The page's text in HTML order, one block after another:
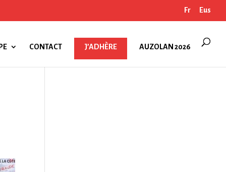
Fr Eus
CONTACT J’ADHÈRE AUZOLAN 2026